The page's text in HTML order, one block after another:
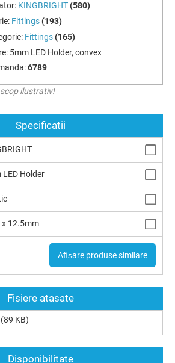
KINGBRIGHT (580)
Fittings (193)
Fittings (165)
5mm LED Holder, convex
6789
ilustrativ!
Specificatii
LED Holder
12.5mm
Afișare produse similare
Fisiere atasate
(89 KB)
Disponibilitate